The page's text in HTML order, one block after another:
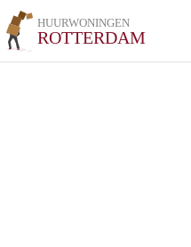
HUURWONINGEN
ROTTERDAM